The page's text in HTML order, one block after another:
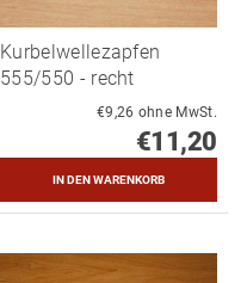
Kurbelwellezapfen
555/550 - recht
€9,26 ohne MwSt.
€11,20